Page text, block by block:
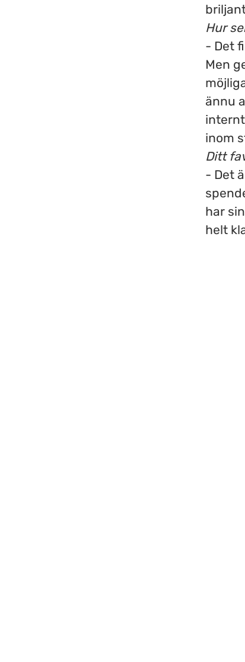
Hur
- Det
Men
ännu
inom
Ditt
- Det
har
helt